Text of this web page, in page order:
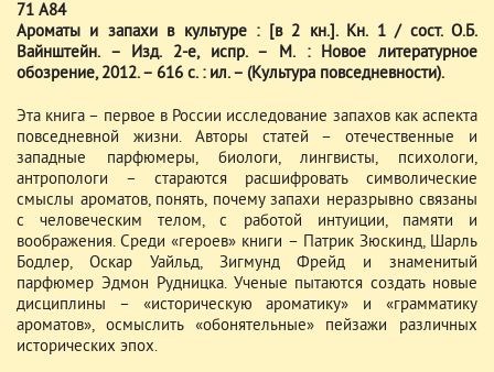
71 А84
Ароматы и запахи в культуре : [в 2 кн.]. Кн. 1 / сост. О.Б.
Вайнштейн. – Изд. 2-е, испр. – М. : Новое литературное
обозрение, 2012. – 616 с. : ил. – (Культура повседневности).
Эта книга – первое в России исследование запахов как аспекта
повседневной жизни. Авторы статей – отечественные и
западные парфюмеры, биологи, лингвисты, психологи,
антропологи – стараются расшифровать символические
смыслы ароматов, понять, почему запахи неразрывно связаны
с человеческим телом, с работой интуиции, памяти и
воображения. Среди «героев» книги – Патрик Зюскинд, Шарль
Бодлер, Оскар Уайльд, Зигмунд Фрейд и знаменитый
парфюмер Эдмон Рудницка. Ученые пытаются создать новые
дисциплины – «историческую ароматику» и «грамматику
ароматов», осмыслить «обонятельные» пейзажи различных
исторических эпох.